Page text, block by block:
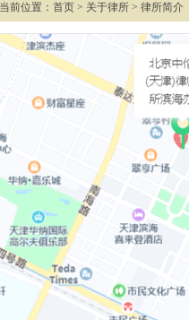
当前位置： 首页 > 关于律所 > 律所简介